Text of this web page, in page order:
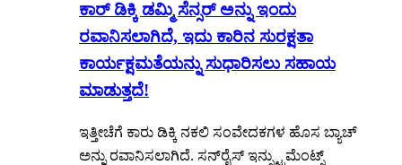
ಕಾರ್ ಡಿಕ್ಕಿ ಡಮ್ಮಿ ಸೆನ್ಸರ್ ಅನ್ನು ಇಂದು
ರವಾನಿಸಲಾಗಿದೆ, ಇದು ಕಾರಿನ ಸುರಕ್ಷತಾ
ಕಾರ್ಯಕ್ಷಮತೆಯನ್ನು ಸುಧಾರಿಸಲು ಸಹಾಯ
ಮಾಡುತ್ತದೆ!
ಇತ್ತೀಚೆಗೆ ಕಾರು ಡಿಕ್ಕಿ ನಕಲಿ ಸಂವೇದಕಗಳ ಹೊಸ ಬ್ಯಾಚ್
ಅನ್ನು ರವಾನಿಸಲಾಗಿದೆ. ಸನ್‌ರೈಸ್ ಇನ್ಸ್ಟ್ರುಮೆಂಟ್ಸ್